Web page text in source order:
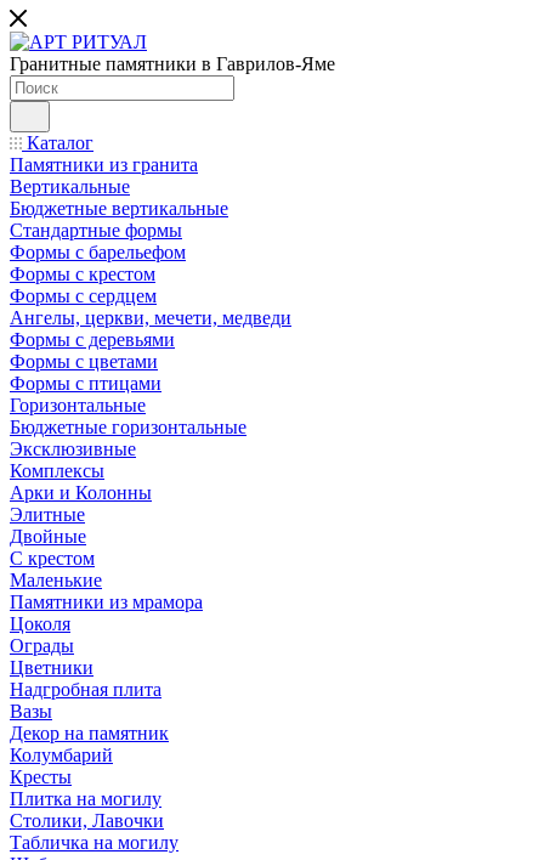
Гранитные памятники в Гаврилов-Яме
Каталог
Памятники из гранита
Вертикальные
Бюджетные вертикальные
Стандартные формы
Формы с барельефом
Формы с крестом
Формы с сердцем
Ангелы, церкви, мечети, медведи
Формы с деревьями
Формы с цветами
Формы с птицами
Горизонтальные
Бюджетные горизонтальные
Эксклюзивные
Комплексы
Арки и Колонны
Элитные
Двойные
С крестом
Маленькие
Памятники из мрамора
Цоколя
Ограды
Цветники
Надгробная плита
Вазы
Декор на памятник
Колумбарий
Кресты
Плитка на могилу
Столики, Лавочки
Табличка на могилу